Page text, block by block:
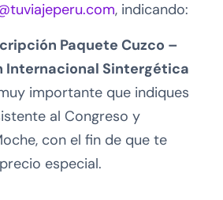
, indicando:
Paquete Cuzco –
Internacional Sintergética
importante que indiques
al Congreso y
con el fin de que te
especial.